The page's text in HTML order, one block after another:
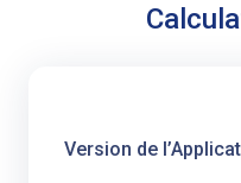
Version de